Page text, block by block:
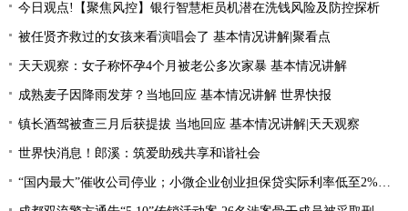
今日观点!【聚焦风控】银行智慧柜员机潜在洗钱风险及防控探析
被任贤齐救过的女孩来看演唱会了 基本情况讲解|聚看点
天天观察：女子称怀孕4个月被老公多次家暴 基本情况讲解
成熟麦子因降雨发芽？当地回应 基本情况讲解 世界快报
镇长酒驾被查三月后获提拔 当地回应 基本情况讲解|天天观察
世界快消息！郎溪：筑爱助残共享和谐社会
“国内最大”催收公司停业；小微企业创业担保贷实际利率低至2%左右；趣店、爱财注销小贷牌照丨21消费金融参考-当前看点